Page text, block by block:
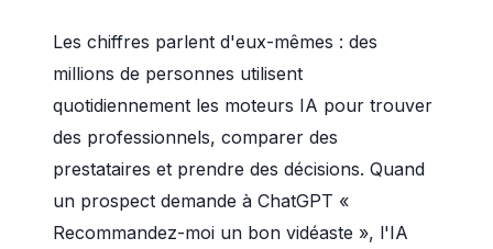
Les chiffres parlent d'eux-mêmes : des
millions de personnes utilisent
quotidiennement les moteurs IA pour trouver
des professionnels, comparer des
prestataires et prendre des décisions. Quand
un prospect demande à ChatGPT «
Recommandez-moi un bon vidéaste », l'IA